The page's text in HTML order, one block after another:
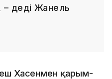
деді Жанель
Хасенмен қарым-